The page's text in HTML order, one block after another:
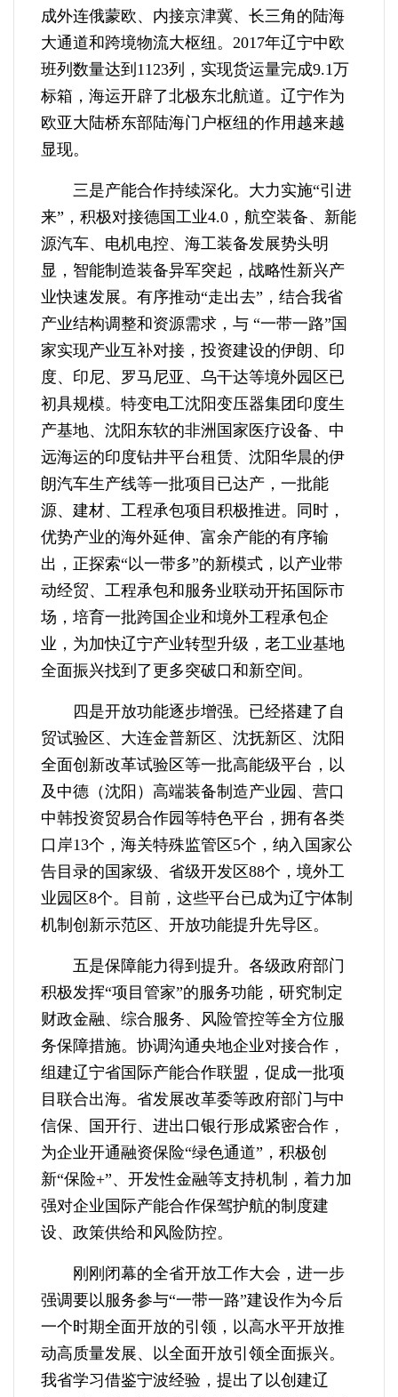
成外连俄蒙欧、内接京津冀、长三角的陆海
大通道和跨境物流大枢纽。2017年辽宁中欧
班列数量达到1123列，实现货运量完成9.1万
标箱，海运开辟了北极东北航道。辽宁作为
欧亚大陆桥东部陆海门户枢纽的作用越来越
显现。
三是产能合作持续深化。大力实施“引进
来”，积极对接德国工业4.0，航空装备、新能
源汽车、电机电控、海工装备发展势头明
显，智能制造装备异军突起，战略性新兴产
业快速发展。有序推动“走出去”，结合我省
产业结构调整和资源需求，与 “一带一路”国
家实现产业互补对接，投资建设的伊朗、印
度、印尼、罗马尼亚、乌干达等境外园区已
初具规模。特变电工沈阳变压器集团印度生
产基地、沈阳东软的非洲国家医疗设备、中
远海运的印度钻井平台租赁、沈阳华晨的伊
朗汽车生产线等一批项目已达产，一批能
源、建材、工程承包项目积极推进。同时，
优势产业的海外延伸、富余产能的有序输
出，正探索“以一带多”的新模式，以产业带
动经贸、工程承包和服务业联动开拓国际市
场，培育一批跨国企业和境外工程承包企
业，为加快辽宁产业转型升级，老工业基地
全面振兴找到了更多突破口和新空间。
四是开放功能逐步增强。已经搭建了自
贸试验区、大连金普新区、沈抚新区、沈阳
全面创新改革试验区等一批高能级平台，以
及中德（沈阳）高端装备制造产业园、营口
中韩投资贸易合作园等特色平台，拥有各类
口岸13个，海关特殊监管区5个，纳入国家公
告目录的国家级、省级开发区88个，境外工
业园区8个。目前，这些平台已成为辽宁体制
机制创新示范区、开放功能提升先导区。
五是保障能力得到提升。各级政府部门
积极发挥“项目管家”的服务功能，研究制定
财政金融、综合服务、风险管控等全方位服
务保障措施。协调沟通央地企业对接合作，
组建辽宁省国际产能合作联盟，促成一批项
目联合出海。省发展改革委等政府部门与中
信保、国开行、进出口银行形成紧密合作，
为企业开通融资保险“绿色通道”，积极创
新“保险+”、开发性金融等支持机制，着力加
强对企业国际产能合作保驾护航的制度建
设、政策供给和风险防控。
刚刚闭幕的全省开放工作大会，进一步
强调要以服务参与“一带一路”建设作为今后
一个时期全面开放的引领，以高水平开放推
动高质量发展、以全面开放引领全面振兴。
我省学习借鉴宁波经验，提出了以创建辽